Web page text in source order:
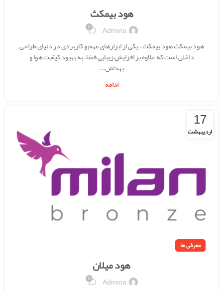
هود بیمکث
Admina
0
هود بیمکث هود بیمکث ، یکی از ابزارهای مهم و کاربردی در دنیای طراحی
داخلی است که علاوه بر افزایش زیبایی فضا، به بهبود کیفیت هوا و
بهداش...
ادامه
17
اردیبهشت
معرفی ها
هود میلان
Admina
0